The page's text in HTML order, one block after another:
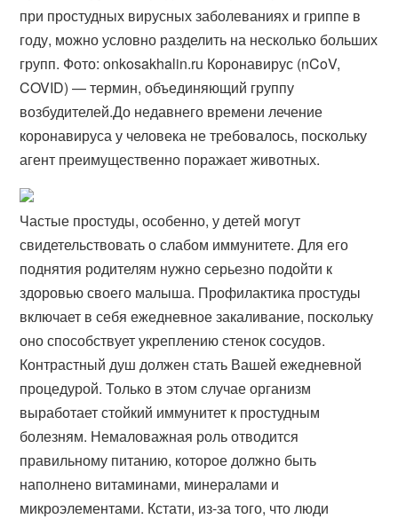
при простудных вирусных заболеваниях и гриппе в
году, можно условно разделить на несколько больших
групп. Фото: onkosakhalin.ru Коронавирус (nCoV,
COVID) — термин, объединяющий группу
возбудителей.До недавнего времени лечение
коронавируса у человека не требовалось, поскольку
агент преимущественно поражает животных.
Частые простуды, особенно, у детей могут
свидетельствовать о слабом иммунитете. Для его
поднятия родителям нужно серьезно подойти к
здоровью своего малыша. Профилактика простуды
включает в себя ежедневное закаливание, поскольку
оно способствует укреплению стенок сосудов.
Контрастный душ должен стать Вашей ежедневной
процедурой. Только в этом случае организм
выработает стойкий иммунитет к простудным
болезням. Немаловажная роль отводится
правильному питанию, которое должно быть
наполнено витаминами, минералами и
микроэлементами. Кстати, из-за того, что люди